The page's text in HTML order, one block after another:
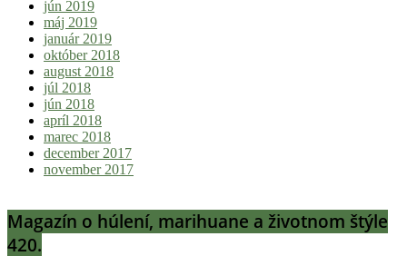
jún 2019
máj 2019
január 2019
október 2018
august 2018
júl 2018
jún 2018
apríl 2018
marec 2018
december 2017
november 2017
Magazín o húlení, marihuane a životnom štýle
420.